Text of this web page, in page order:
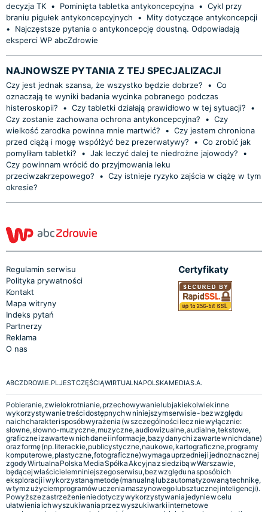
decyzja TK • Pominięta tabletka antykoncepcyjna • Cykl przy
braniu pigułek antykoncepcyjnych
•
Mity dotyczące antykoncepcji
•
Najczęstsze pytania o antykoncepcję doustną. Odpowiadają
eksperci WP abcZdrowie
NAJNOWSZE PYTANIA Z TEJ SPECJALIZACJI
Czy jest jednak szansa, że wszystko będzie dobrze? • Co
oznaczają te wyniki badania wycinka pobranego podczas
histeroskopii?
• Czy tabletki działają prawidłowo w tej sytuacji?
•
Czy zostanie zachowana ochrona antykoncepcyjna?
• Czy
wielkość zarodka powinna mnie martwić?
• Czy jestem chroniona
przed ciążą i mogę współżyć bez prezerwatywy?
• Co zrobić jak
pomyliłam tabletki?
• Jak leczyć dalej te niedrożne jajowody?
•
Czy powinnam wrócić do przyjmowania leku
przeciwzakrzepowego?
• Czy istnieje ryzyko zajścia w ciążę w tym
okresie?
Regulamin serwisu
Polityka prywatności
Kontakt
Mapa witryny
Indeks pytań
Partnerzy
Reklama
O nas
Certyfikaty
ABCZDROWIE.PL JEST CZĘŚCIĄ WIRTUALNA POLSKA MEDIA S.A.
Pobieranie, zwielokrotnianie, przechowywanie lub jakiekolwiek inne
wykorzystywanie treści dostępnych w niniejszym serwisie - bez względu
na ich charakter i sposób wyrażenia (w szczególności lecz nie wyłącznie:
słowne, słowno-muzyczne, muzyczne, audiowizualne, audialne, tekstowe,
graficzne i zawarte w nich dane i informacje, bazy danych i zawarte w nich dane)
oraz formę (np. literackie, publicystyczne, naukowe, kartograficzne, programy
komputerowe, plastyczne, fotograficzne) wymaga uprzedniej i jednoznacznej
zgody Wirtualna Polska Media Spółka Akcyjna z siedzibą w Warszawie,
będącej właścicielem niniejszego serwisu, bez względu na sposób ich
eksploracji i wykorzystaną metodę (manualną lub zautomatyzowaną technikę,
w tym z użyciem programów uczenia maszynowego lub sztucznej inteligencji).
Powyższe zastrzeżenie nie dotyczy wykorzystywania jedynie w celu
ułatwienia ich wyszukiwania przez wyszukiwarki internetowe